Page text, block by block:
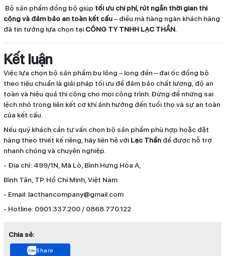
Bộ sản phẩm đồng bộ giúp tối ưu chi phí, rút ngắn thời gian thi
công và đảm bảo an toàn kết cấu– điều mà hàng ngàn khách hàng
đã tin tưởng lựa chọn tại CÔNG TY TNHH LẠC THẦN.
Kết luận
Việc lựa chọn bộ sản phẩm bu lông – long đền – đai ốc đồng bộ
theo tiêu chuẩn là giải pháp tối ưu để đảm bảo chất lượng, độ an
toàn và hiệu quả thi công cho mọi công trình. Đừng để những sai
lệch nhỏ trong liên kết cơ khí ảnh hưởng đến tuổi thọ và sự an toàn
của kết cấu.
Nếu quý khách cần tư vấn chọn bộ sản phẩm phù hợp hoặc đặt
hàng theo thiết kế riêng, hãy liên hệ với Lạc Thầnđể được hỗ trợ
nhanh chóng và chuyên nghiệp.
- Địa chỉ: 499/1N, Mã Lò, Bình Hưng Hòa A,
Bình Tân, TP. Hồ Chí Minh, Việt Nam
- Email: lacthancompany@gmail.com
- Hotline: 0901.337.200 / 0868.770.122
Chia sẻ:
Share